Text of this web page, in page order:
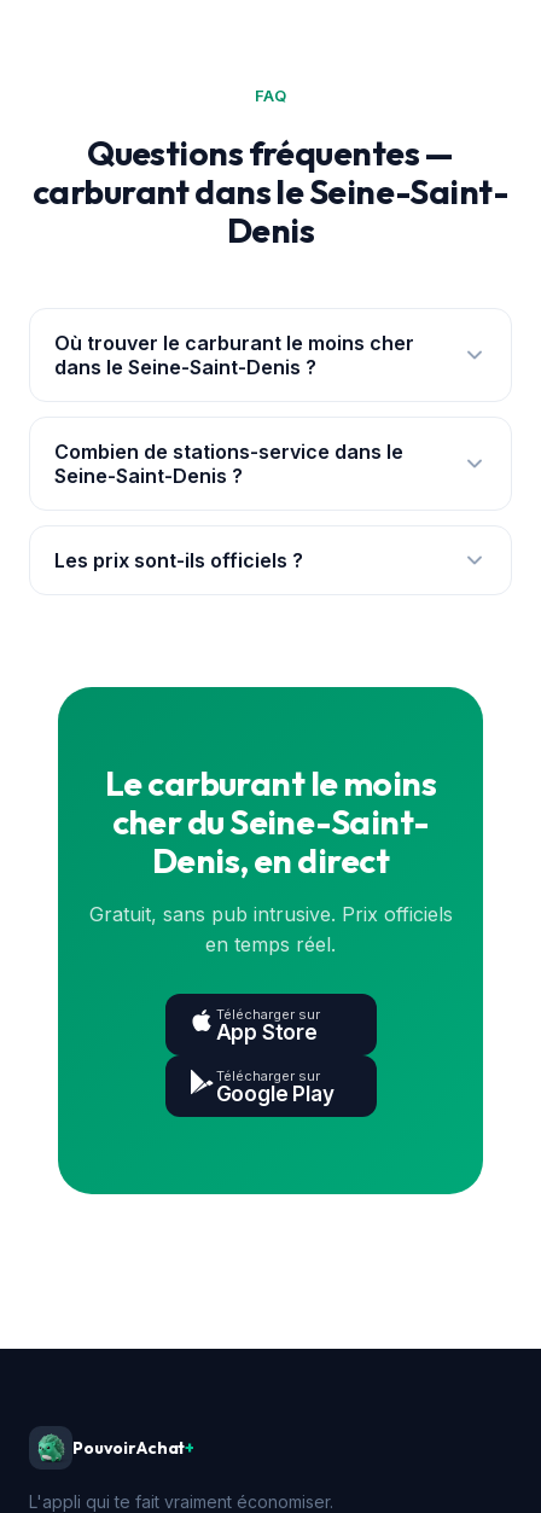
FAQ
Questions fréquentes —
carburant dans le Seine-Saint-
Denis
Où trouver le carburant le moins cher
dans le Seine-Saint-Denis ?
classe les 82 stations du Seine-Saint-Denis par prix
réel. Le gazole le moins cher relevé y était à 1,830 €
Combien de stations-service dans le
Seine-Saint-Denis ?
avec leurs prix officiels mis à jour en continu pour
Les prix sont-ils officiels ?
Le carburant le moins
cher du Seine-Saint-
Denis, en direct
Gratuit, sans pub intrusive. Prix officiels
en temps réel.
Télécharger sur
App Store
Télécharger sur
Google Play
PouvoirAchat+
L'appli qui te fait vraiment économiser.